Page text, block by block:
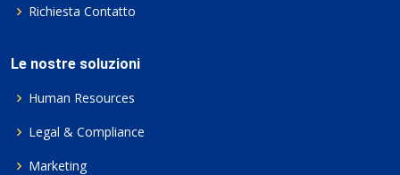
Richiesta Contatto
Le nostre soluzioni
Human Resources
Legal & Compliance
Marketing